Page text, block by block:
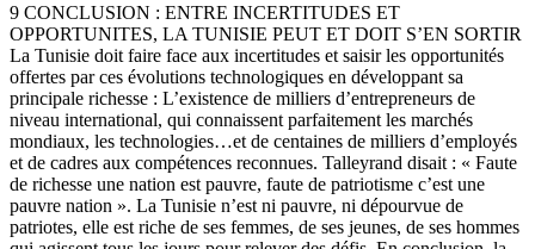
9 CONCLUSION : ENTRE INCERTITUDES ET
OPPORTUNITES, LA TUNISIE PEUT ET DOIT S’EN SORTIR
La Tunisie doit faire face aux incertitudes et saisir les opportunités
offertes par ces évolutions technologiques en développant sa
principale richesse : L’existence de milliers d’entrepreneurs de
niveau international, qui connaissent parfaitement les marchés
mondiaux, les technologies…et de centaines de milliers d’employés
et de cadres aux compétences reconnues. Talleyrand disait : « Faute
de richesse une nation est pauvre, faute de patriotisme c’est une
pauvre nation ». La Tunisie n’est ni pauvre, ni dépourvue de
patriotes, elle est riche de ses femmes, de ses jeunes, de ses hommes